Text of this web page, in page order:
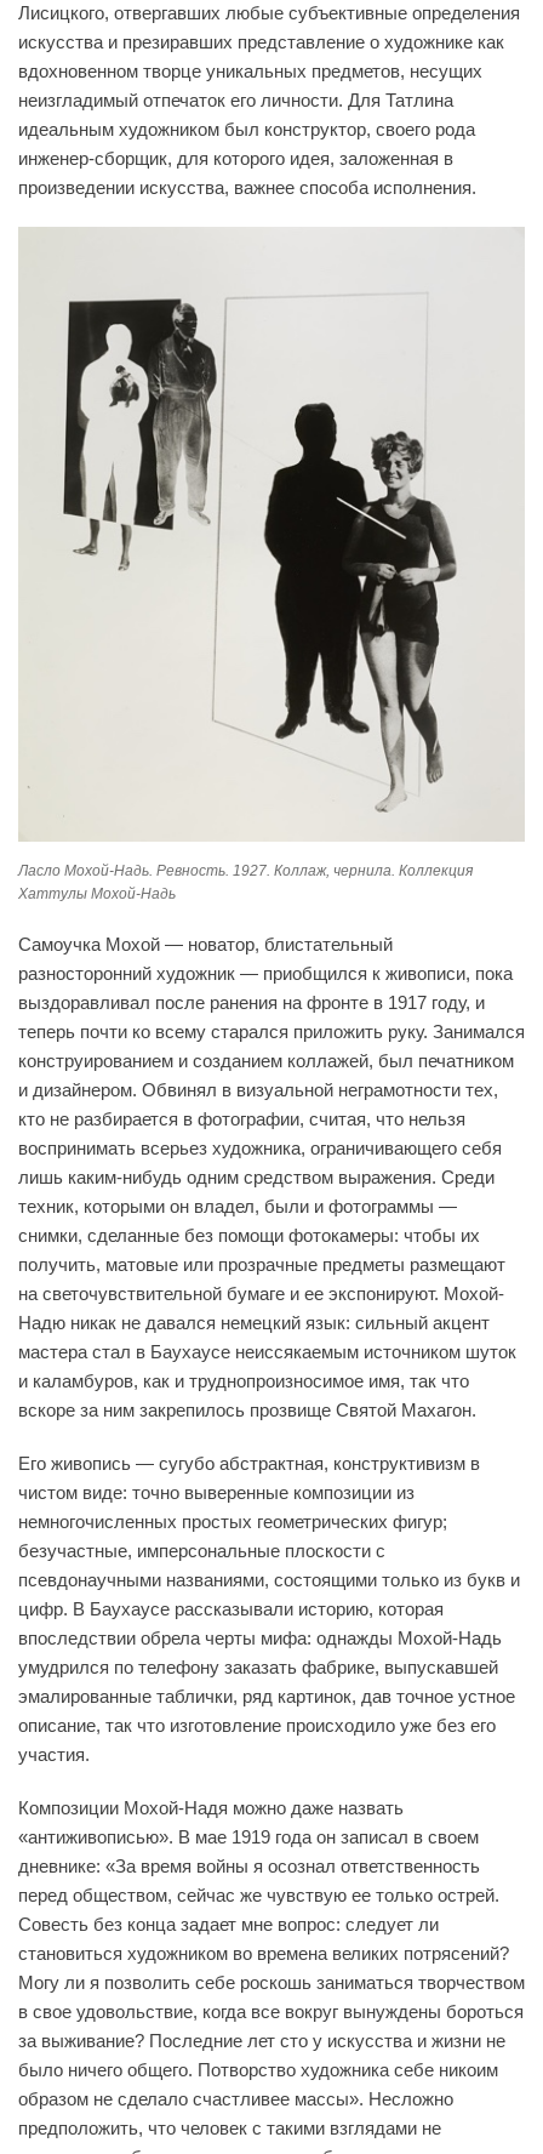
Лисицкого, отвергавших любые субъективные определения
искусства и презиравших представление о художнике как
вдохновенном творце уникальных предметов, несущих
неизгладимый отпечаток его личности. Для Татлина
идеальным художником был конструктор, своего рода
инженер-сборщик, для которого идея, заложенная в
произведении искусства, важнее способа исполнения.
Ласло Мохой-Надь. Ревность. 1927. Коллаж, чернила. Коллекция
Хаттулы Мохой-Надь
Самоучка Мохой — новатор, блистательный
разносторонний художник — приобщился к живописи, пока
выздоравливал после ранения на фронте в 1917 году, и
теперь почти ко всему старался приложить руку. Занимался
конструированием и созданием коллажей, был печатником
и дизайнером. Обвинял в визуальной неграмотности тех,
кто не разбирается в фотографии, считая, что нельзя
воспринимать всерьез художника, ограничивающего себя
лишь каким-нибудь одним средством выражения. Среди
техник, которыми он владел, были и фотограммы —
снимки, сделанные без помощи фотокамеры: чтобы их
получить, матовые или прозрачные предметы размещают
на светочувствительной бумаге и ее экспонируют. Мохой-
Надю никак не давался немецкий язык: сильный акцент
мастера стал в Баухаусе неиссякаемым источником шуток
и каламбуров, как и труднопроизносимое имя, так что
вскоре за ним закрепилось прозвище Святой Махагон.
Его живопись — сугубо абстрактная, конструктивизм в
чистом виде: точно выверенные композиции из
немногочисленных простых геометрических фигур;
безучастные, имперсональные плоскости с
псевдонаучными названиями, состоящими только из букв и
цифр. В Баухаусе рассказывали историю, которая
впоследствии обрела черты мифа: однажды Мохой-Надь
умудрился по телефону заказать фабрике, выпускавшей
эмалированные таблички, ряд картинок, дав точное устное
описание, так что изготовление происходило уже без его
участия.
Композиции Мохой-Надя можно даже назвать
«антиживописью». В мае 1919 года он записал в своем
дневнике: «За время войны я осознал ответственность
перед обществом, сейчас же чувствую ее только острей.
Совесть без конца задает мне вопрос: следует ли
становиться художником во времена великих потрясений?
Могу ли я позволить себе роскошь заниматься творчеством
в свое удовольствие, когда все вокруг вынуждены бороться
за выживание? Последние лет сто у искусства и жизни не
было ничего общего. Потворство художника себе никоим
образом не сделало счастливее массы». Несложно
предположить, что человек с такими взглядами не